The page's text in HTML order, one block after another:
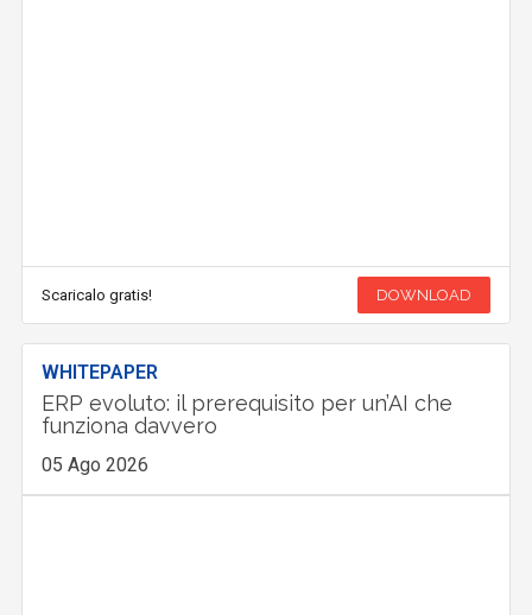
Scaricalo gratis! DOWNLOAD
WHITEPAPER
ERP evoluto: il prerequisito per un’AI che
funziona davvero
05 Ago 2026